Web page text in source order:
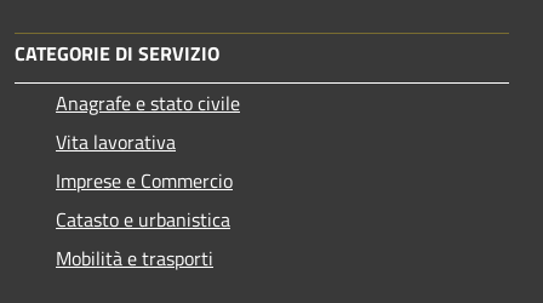
CATEGORIE DI SERVIZIO
Anagrafe e stato civile
Vita lavorativa
Imprese e Commercio
Catasto e urbanistica
Mobilità e trasporti